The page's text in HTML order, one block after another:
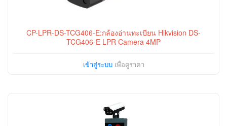
CP-LPR-DS-TCG406-E:กล้องอ่านทะเบียน Hikvision DS-
TCG406-E LPR Camera 4MP
เข้าสู่ระบบเพื่อดูราคา